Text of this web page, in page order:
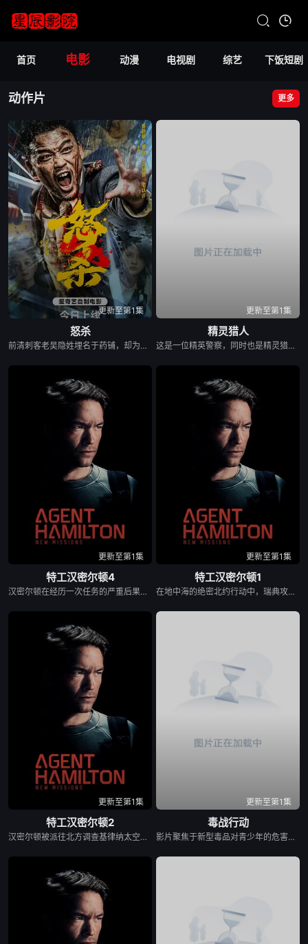
首页 电影 动漫 电视剧 综艺 下饭短剧
动作片 更多
更新至第1集
怒杀
前清刺客老吴隐姓埋名于药铺，却为守护单亲母女小茜和依依，被迫出手击杀黑帮一伙而暴露身份。幕后黑手向爷派杀手左轮抓住母女二人要挟并引出老吴。老吴救人不及受伤被捕，母女二人一死一伤。后药铺老板娘梅姨只身救出被囚的老吴却也中枪牺牲。两个与老吴关系最紧密的女性接连为他而死，沉痛之下他最终放弃十年隐忍，将所有悲愤化作一场怒杀——最终于惨烈搏杀后手刃宿敌左轮，并揭发幕后黑手向爷当年残害自己妻女的真相……
更新至第1集
精灵猎人
这是一位精英警察，同时也是精灵猎手。在调查一系列血腥谋杀案的过程中，他面临着来自超自然界的威胁。为了维护两个世界的平衡，他必须与精灵之王展开一场激烈的战斗。
更新至第1集
特工汉密尔顿4
汉密尔顿在经历一次任务的严重后果后，陷入了自我毁灭的状态。然而，他被说服去执行他最擅长的任务——前往波兰找回一个掌握重要信息的瑞典商人。在这个过程中，他遇到了一群激进的环保主义者，并逐渐意识到他们的观点是正确的。最终，汉密尔顿与OP5断绝关系，选择加入这个环保组织。
更新至第1集
特工汉密尔顿1
在地中海的绝密北约行动中，瑞典攻击潜水员遇害。汉密尔顿，受害者的老友，前往法国土伦军事基地展开调查。他与克里斯汀伪装身份，深入追查案件背景。这场调查引发了全球范围的危险追逐，涉及法国里维埃拉赌场、独家别墅及地中海。
更新至第1集
特工汉密尔顿2
汉密尔顿被派往北方调查基律纳太空项目的间谍行为，同时发现有人从瑞典窃取秘密武器材料。他被调至布鲁塞尔担任国防部长保镖，而叛乱分子计划在欧盟峰会期间进行暴力行动。
更新至第1集
毒战行动
影片聚焦于新型毒品对青少年的危害，对社会秩序的破坏为主题，旨在通过电影让观众意识到毒品的可怕，着重塑造了缉毒警察在危险环境中坚守岗位，与毒贩斗智斗勇的过程，传递出对他们牺牲精神和责任感的敬意，凸显禁毒斗争的艰难与伟大。